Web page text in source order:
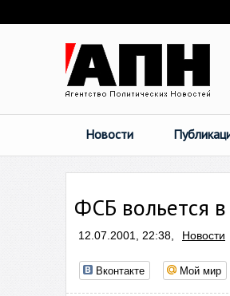
Новости
ФСБ вольется
12.07.2001, 22:38, Новости
Вконтакте Мой мир